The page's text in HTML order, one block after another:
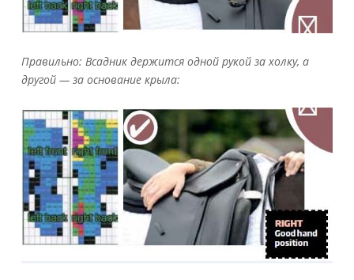
Правильно: Всадник держится одной рукой за холку, а
другой — за основание крыла: